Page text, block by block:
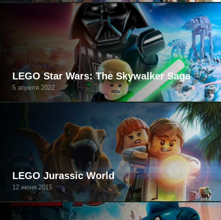
LEGO Star Wars: The Skywalker Saga
5 апреля 2022
LEGO Jurassic World
12 июня 2015